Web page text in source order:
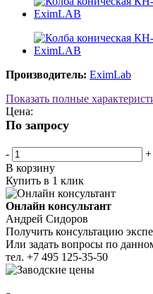
Производитель: EximLab
Показать полные
Цена:
По запросу
-
+
В корзину
Купить в 1 клик
Онлайн консультант
Андрей Сидоров
Получить консультацию
Или задать вопросы по
тел. +7 495 125-35-50